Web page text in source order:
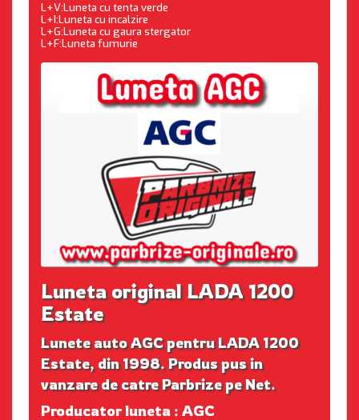
L+V:Luneta cu tenta verde
L+I:Luneta cu incalzire
L+G:Luneta cu gaura stergator
L+F:Luneta fumurie
Luneta original LADA 1200
Estate
Lunete auto AGC pentru LADA 1200
Estate, din 1998. Produs pus in
vanzare de catre Parbrize pe Net.
Producator luneta : AGC